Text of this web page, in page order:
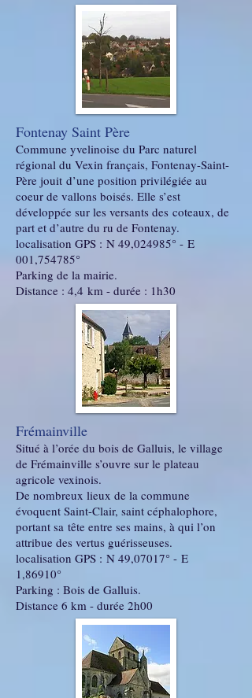
Fontenay Saint Père
Commune yvelinoise du Parc naturel
régional du Vexin français, Fontenay-Saint-
Père jouit d’une position privilégiée au
coeur de vallons boisés. Elle s’est
développée sur les versants des coteaux, de
part et d’autre du ru de Fontenay.
localisation GPS : N 49,024985° - E
001,754785°
Parking de la mairie.
Distance : 4,4 km - durée : 1h30
Frémainville
Situé à l’orée du bois de Galluis, le village
de Frémainville s’ouvre sur le plateau
agricole vexinois.
De nombreux lieux de la commune
évoquent Saint-Clair, saint céphalophore,
portant sa tête entre ses mains, à qui l’on
attribue des vertus guérisseuses.
localisation GPS : N 49,07017° - E
1,86910°
Parking : Bois de Galluis.
Distance 6 km - durée 2h00